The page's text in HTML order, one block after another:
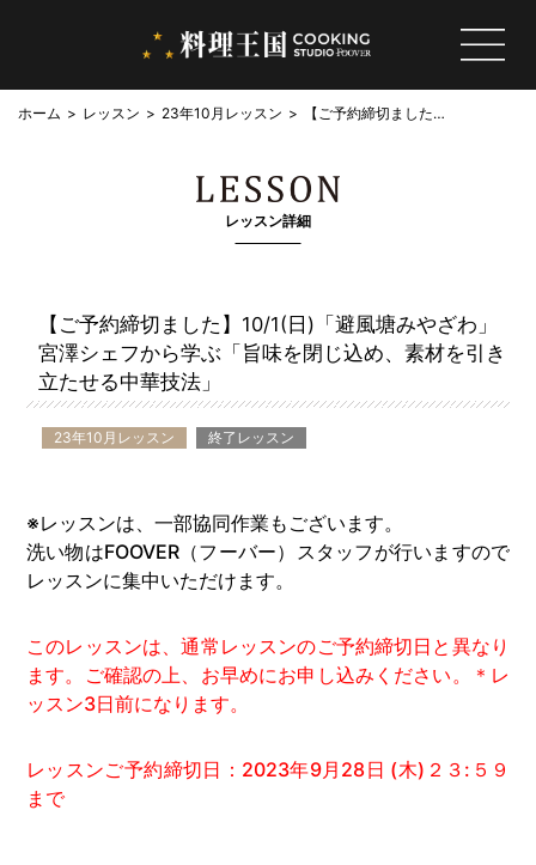
ホーム レッスン 23年10月レッスン
【ご予約締切ました】
学ぶ「旨味を閉じ込
め、素材を引き立たせ
る中華技法」
レッスン詳細
【ご予約締切ました】10/1(日)「避風塘みやざわ」
宮澤シェフから学ぶ「旨味を閉じ込め、素材を引き
立たせる中華技法」
23年10月レッスン 終了レッスン
※レッスンは、一部協同作業もございます。
洗い物はFOOVER（フーバー）スタッフが行いますので
レッスンに集中いただけます。
このレッスンは、通常レッスンのご予約締切日と異なり
ます。ご確認の上、お早めにお申し込みください。＊レ
ッスン3日前になります。
レッスンご予約締切日：2023年9月28日 (木)２３:５９
まで